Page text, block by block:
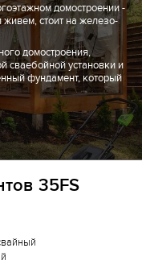
домостроении -
стоит на железо-
домостроения,
сваебойной установки и
фундамент, который
35FS